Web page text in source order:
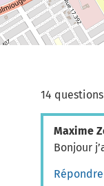
14
Maxime
Bonjour
Répondre